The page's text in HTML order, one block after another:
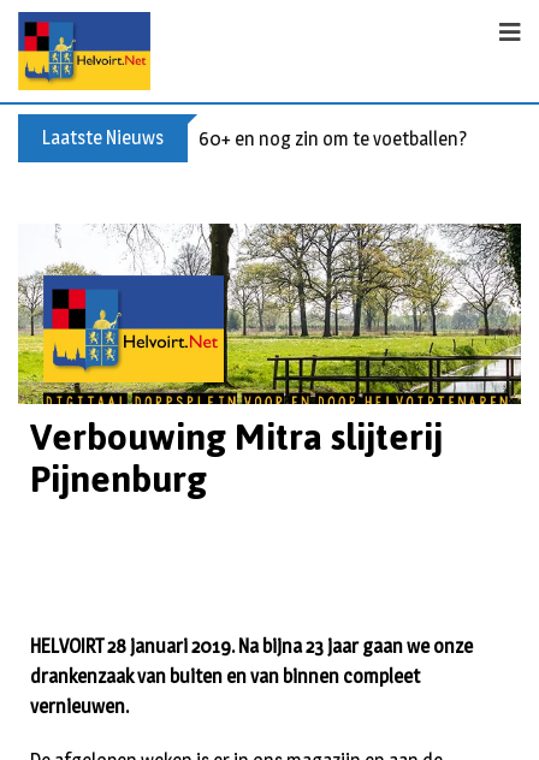
Laatste Nieuws Buxusplanten in brand in Biezenmortel,
Verbouwing Mitra slijterij
Pijnenburg
HELVOIRT 28 januari 2019. Na bijna 23 jaar gaan we onze
drankenzaak van buiten en van binnen compleet
vernieuwen.